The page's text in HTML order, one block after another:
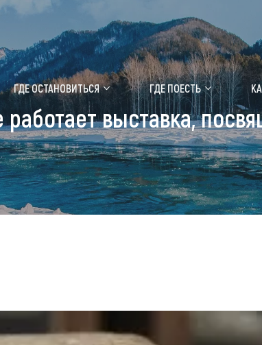
маральника
побывать
природы
истории и культуры
развлечений
Чем
Календарь
Аудиогид
Мой маршрут
О регионе
ГДЕ ОСТАНОВИТЬСЯ ГДЕ ПОЕСТЬ
выставка,